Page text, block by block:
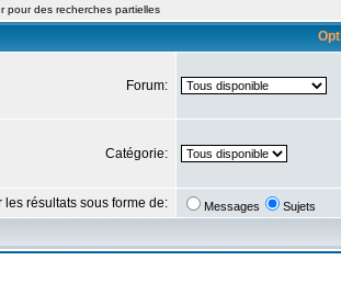
pour des recherches partielles
Forum:
Catégorie:
les résultats sous forme de: Messages Sujets